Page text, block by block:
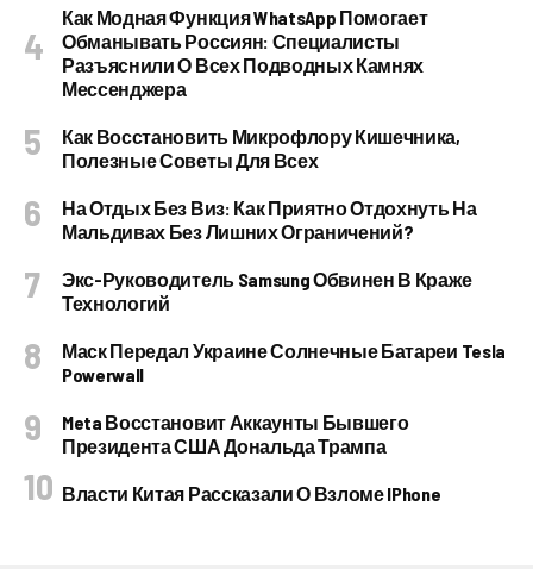
Как Модная Функция WhatsApp Помогает
Обманывать Россиян: Специалисты
Разъяснили О Всех Подводных Камнях
Мессенджера
Как Восстановить Микрофлору Кишечника,
Полезные Советы Для Всех
На Отдых Без Виз: Как Приятно Отдохнуть На
Мальдивах Без Лишних Ограничений?
Экс-Руководитель Samsung Обвинен В Краже
Технологий
Маск Передал Украине Солнечные Батареи Tesla
Powerwall
Meta Восстановит Аккаунты Бывшего
Президента США Дональда Трампа
Власти Китая Рассказали О Взломе IPhone